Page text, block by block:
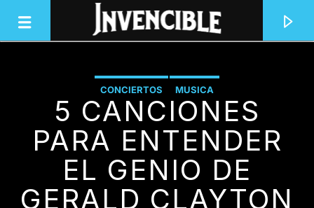
INVENCIBLE RADIO
JUNTOS SOMOS INVENCIBLES
CONCIERTOS MUSICA
5 CANCIONES
PARA ENTENDER
EL GENIO DE
GERALD CLAYTON